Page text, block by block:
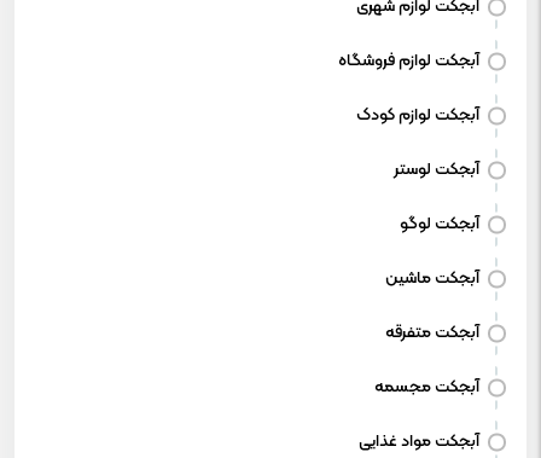
آبجکت لوازم شهری
آبجکت لوازم فروشگاه
آبجکت لوازم کودک
آبجکت لوستر
آبجکت لوگو
آبجکت ماشین
آبجکت متفرقه
آبجکت مجسمه
آبجکت مواد غذایی